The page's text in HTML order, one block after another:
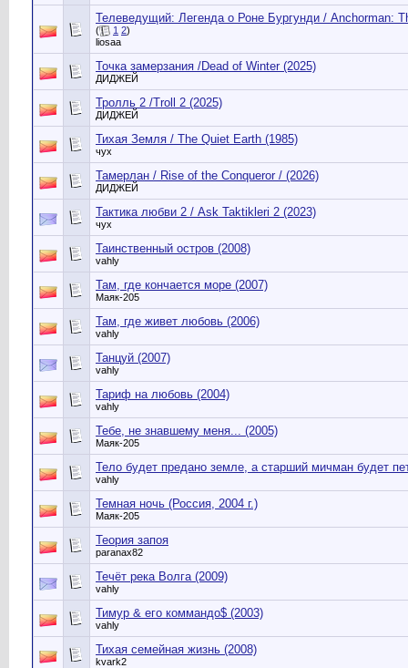
Телеведущий: Легенда о Роне Бургунди / Anchorman:
( 1 2)
liosaa
Точка замерзания /Dead of Winter (2025)
ДИДЖЕЙ
Тролль 2 /Troll 2 (2025)
ДИДЖЕЙ
Тихая Земля / The Quiet Earth (1985)
чух
Тамерлан / Rise of the Conqueror / (2026)
ДИДЖЕЙ
Тактика любви 2 / Ask Taktikleri 2 (2023)
чух
Таинственный остров (2008)
vahly
Там, где кончается море (2007)
Маяк-205
Там, где живет любовь (2006)
vahly
Танцуй (2007)
vahly
Тариф на любовь (2004)
vahly
Тебе, не знавшему меня... (2005)
Маяк-205
Тело будет предано земле, а старший мичман будет
vahly
Темная ночь (Россия, 2004 г.)
Маяк-205
Теория запоя
paranax82
Течёт река Волга (2009)
vahly
Тимур & его коммандо$ (2003)
vahly
Тихая семейная жизнь (2008)
kvark2